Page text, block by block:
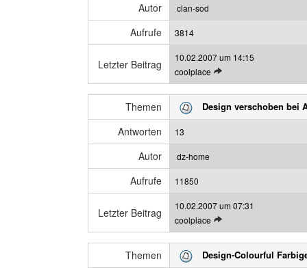
Autor clan-sod
Aufrufe 3814
Letzter Beitrag
10.02.2007 um 14:15
coolplace L
e
t
z
t
r
a
a
Themen Design verschoben bei
Antworten 13
Autor dz-home
Aufrufe 11850
Letzter Beitrag
10.02.2007 um 07:31
coolplace L
e
t
z
Themen Design-Colourful